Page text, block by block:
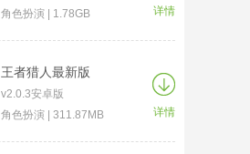
角色扮演 | 1.78GB
详情
王者猎人最新版
v2.0.3安卓版
角色扮演 | 311.87MB
详情